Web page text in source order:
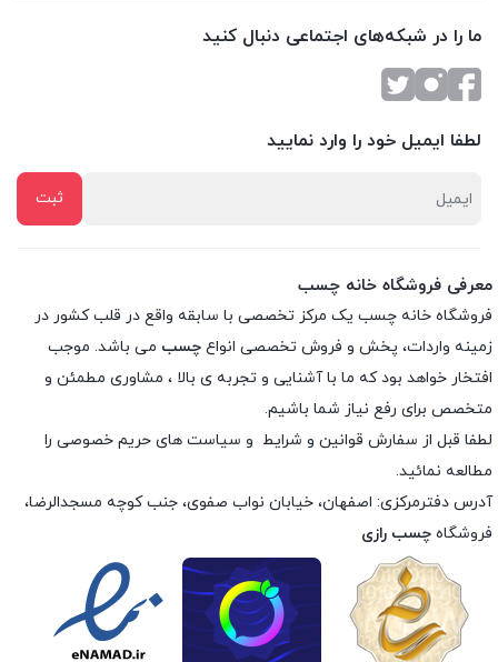
ما را در شبکه‌های اجتماعی دنبال کنید
لطفا ایمیل خود را وارد نمایید
معرفی فروشگاه خانه چسب
فروشگاه خانه چسب یک مرکز تخصصی با سابقه واقع در قلب کشور در
زمینه واردات، پخش و فروش تخصصی انواع چسب می باشد. موجب
افتخار خواهد بود که ما با آشنایی و تجربه ی بالا ، مشاوری مطمئن و
متخصص برای رفع نیاز شما باشیم.
لطفا قبل از سفارش قوانین و شرایط و سیاست های حریم خصوصی را
مطالعه نمائید.
آدرس دفترمرکزی: اصفهان، خیابان نواب صفوی، جنب کوچه مسجدالرضا،
فروشگاه چسب رازی